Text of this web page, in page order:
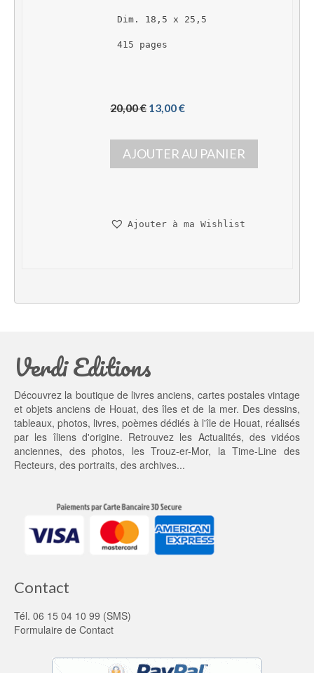
Dim. 18,5 x 25,5
415 pages
20,00 € L
p
r
i
i
é
t :
0,
0
0 €.
13,00 €L
p
r
i
t
s
AJOUTER AU PANIER
Ajouter à ma Wishlist
Verdi Editions
Découvrez la boutique de livres anciens, cartes postales vintage
et objets anciens de Houat, des îles et de la mer. Des dessins,
tableaux, photos, livres, poèmes dédiés à l'île de Houat, réalisés
par les îliens d'origine. Retrouvez les Actualités, des vidéos
anciennes, desphotos, lesTrouz-er-Mor, laTime-Line des
Recteurs, des portraits, des archives...
Contact
Tél. 06 15 04 10 99 (SMS)
Formulaire de Contact